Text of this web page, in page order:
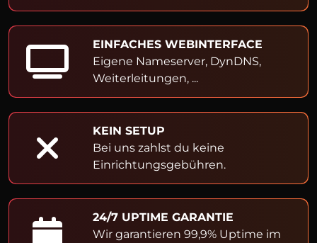
EINFACHES WEBINTERFACE
Eigene Nameserver, DynDNS,
Weiterleitungen, ...
KEIN SETUP
Bei uns zahlst du keine
Einrichtungsgebühren.
24/7 UPTIME GARANTIE
Wir garantieren 99,9% Uptime im